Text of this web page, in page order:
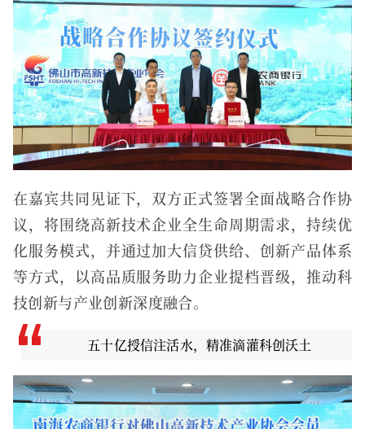
在嘉宾共同见证下，双方正式签署全面战略合作协
议，将围绕高新技术企业全生命周期需求，持续优
化服务模式，并通过加大信贷供给、创新产品体系
等方式，以高品质服务助力企业提档晋级，推动科
技创新与产业创新深度融合。
五十亿授信注活水，精准滴灌科创沃土